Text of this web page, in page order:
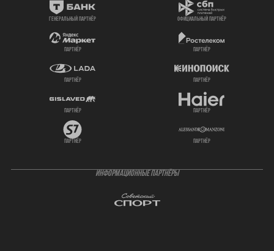
генеральный партнёр официальный партнёр
партнёр партнёр
партнёр партнёр
партнёр партнёр
партнёр партнёр
ИНФОРМАЦИОННЫЕ ПАРТНЁРЫ